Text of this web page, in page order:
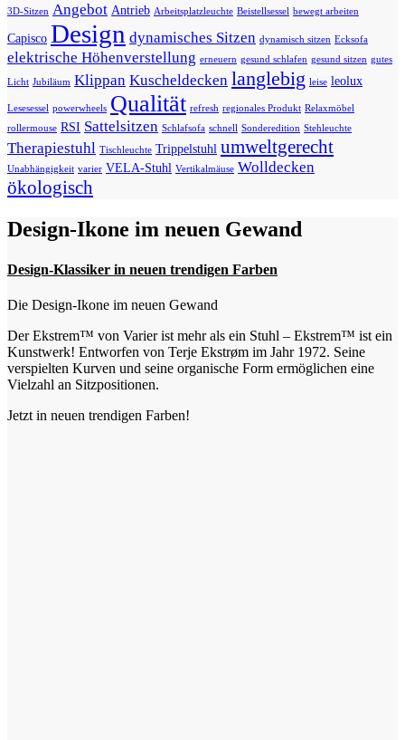
3D-Sitzen Angebot Antrieb Arbeitsplatzleuchte Beistellsessel bewegt arbeiten
Capisco Design dynamisches Sitzen dynamisch sitzen Ecksofa
elektrische Höhenverstellung erneuern gesund schlafen gesund sitzen gutes
Licht Jubiläum Klippan Kuscheldecken langlebig leise leolux
Lesesessel powerwheels Qualität refresh regionales Produkt Relaxmöbel
rollermouse RSI Sattelsitzen Schlafsofa schnell Sonderedition Stehleuchte
Therapiestuhl Tischleuchte Trippelstuhl umweltgerecht
Unabhängigkeit varier VELA-Stuhl Vertikalmäuse Wolldecken
ökologisch
Design-Ikone im neuen Gewand
Design-Klassiker in neuen trendigen Farben
Die Design-Ikone im neuen Gewand
Der Ekstrem™ von Varier ist mehr als ein Stuhl – Ekstrem™ ist ein
Kunstwerk! Entworfen von Terje Ekstrøm im Jahr 1972. Seine
verspielten Kurven und seine organische Form ermöglichen eine
Vielzahl an Sitzpositionen.
Jetzt in neuen trendigen Farben!